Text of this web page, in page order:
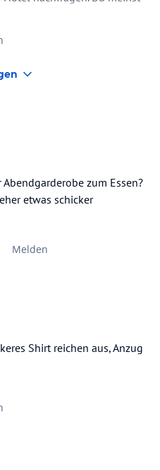
zum Essen?
etwas schicker
Melden
Shirt reichen aus, Anzug